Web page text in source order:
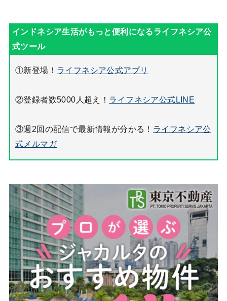
①新登場！ ライフネシア公式アプリ
②登録者数5000人超え！ ライフネシア公式LINE
③週2回の配信で最新情報が分かる！ ライフネシア公
式メルマガ